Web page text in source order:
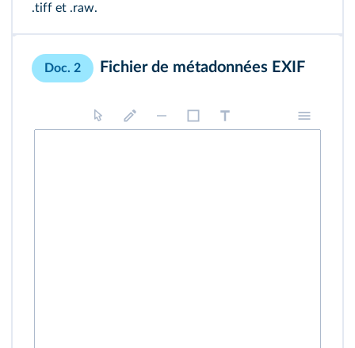
.tiff et .raw.
Doc. 2 Fichier de métadonnées EXIF